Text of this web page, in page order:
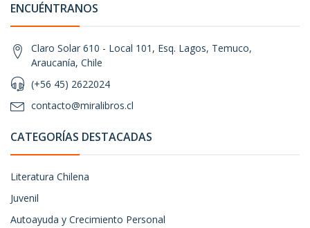
ENCUÉNTRANOS
Claro Solar 610 - Local 101, Esq. Lagos, Temuco,
Araucanía, Chile
(+56 45) 2622024
contacto@miralibros.cl
CATEGORÍAS DESTACADAS
Literatura Chilena
Juvenil
Autoayuda y Crecimiento Personal